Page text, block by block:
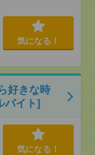
気になる！
好きな時
バイト]
気になる！